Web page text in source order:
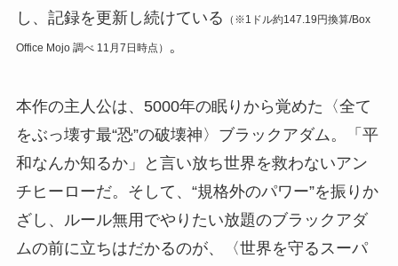
し、記録を更新し続けている
（※1ドル約147.19円換算/Box
Office Mojo 調べ 11月7日時点） 。
本作の主人公は、5000年の眠りから覚めた〈全て
をぶっ壊す最“恐”の破壊神〉ブラックアダム。「平
和なんか知るか」と言い放ち世界を救わないアン
チヒーローだ。そして、“規格外のパワー”を振りか
ざし、ルール無用でやりたい放題のブラックアダ
ムの前に立ちはだかるのが、〈世界を守るスーパ